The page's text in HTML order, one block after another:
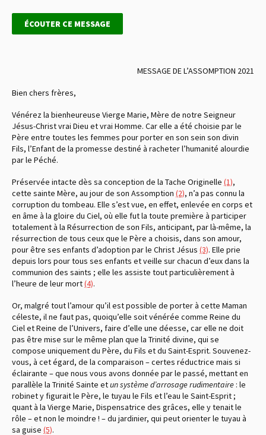
ÉCOUTER CE MESSAGE
MESSAGE DE L’ASSOMPTION 2021
Bien chers frères,
Vénérez la bienheureuse Vierge Marie, Mère de notre Seigneur
Jésus-Christ vrai Dieu et vrai Homme. Car elle a été choisie par le
Père entre toutes les femmes pour porter en son sein son divin
Fils, l’Enfant de la promesse destiné à racheter l’humanité alourdie
par le Péché.
Préservée intacte dès sa conception de la Tache Originelle (1),
cette sainte Mère, au jour de son Assomption (2), n’a pas connu la
corruption du tombeau. Elle s’est vue, en effet, enlevée en corps et
en âme à la gloire du Ciel, où elle fut la toute première à participer
totalement à la Résurrection de son Fils, anticipant, par là-même, la
résurrection de tous ceux que le Père a choisis, dans son amour,
pour être ses enfants d’adoption par le Christ Jésus (3). Elle prie
depuis lors pour tous ses enfants et veille sur chacun d’eux dans la
communion des saints ; elle les assiste tout particulièrement à
l’heure de leur mort(4).
Or, malgré tout l’amour qu’il est possible de porter à cette Maman
céleste, il ne faut pas, quoiqu’elle soit vénérée comme Reine du
Ciel et Reine de l’Univers, faire d’elle une déesse, car elle ne doit
pas être mise sur le même plan que la Trinité divine, qui se
compose uniquement du Père, du Fils et du Saint-Esprit. Souvenez-
vous, à cet égard, de la comparaison – certes réductrice mais si
éclairante – que nous vous avons donnée par le passé, mettant en
parallèle la Trinité Sainte etun système d’arrosage rudimentaire : le
robinet y figurait le Père, le tuyau le Fils et l’eau le Saint-Esprit ;
quant à la Vierge Marie, Dispensatrice des grâces, elle y tenait le
rôle – et non le moindre ! – du jardinier, qui peut orienter le tuyau à
sa guise (5).